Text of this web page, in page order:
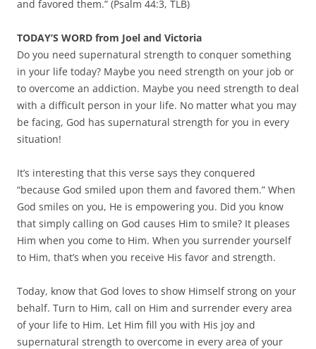
and favored them.” (Psalm 44:3, TLB)
TODAY’S WORD from Joel and Victoria
Do you need supernatural strength to conquer something
in your life today? Maybe you need strength on your job or
to overcome an addiction. Maybe you need strength to deal
with a difficult person in your life. No matter what you may
be facing, God has supernatural strength for you in every
situation!
It’s interesting that this verse says they conquered
“because God smiled upon them and favored them.” When
God smiles on you, He is empowering you. Did you know
that simply calling on God causes Him to smile? It pleases
Him when you come to Him. When you surrender yourself
to Him, that’s when you receive His favor and strength.
Today, know that God loves to show Himself strong on your
behalf. Turn to Him, call on Him and surrender every area
of your life to Him. Let Him fill you with His joy and
supernatural strength to overcome in every area of your